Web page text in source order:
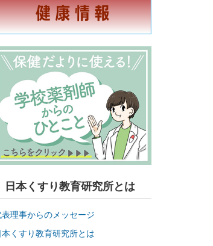
日本くすり教育研究所とは
表理事からのメッセージ
本くすり教育研究所とは